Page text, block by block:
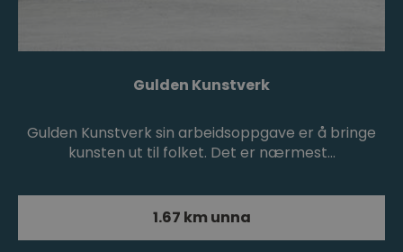
Gulden Kunstverk
Gulden Kunstverk sin arbeidsoppgave er å bringe
kunsten ut til folket. Det er nærmest…
1.67 km unna